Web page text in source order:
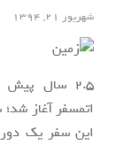
شهریور ۲۱, ۱۳۹۴
۲.۵ سال پیش سفری به